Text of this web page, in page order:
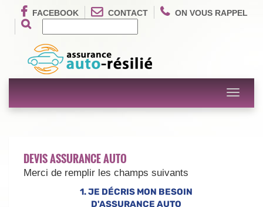
FACEBOOK CONTACT ON VOUS RAPPEL
Toggle
DEVIS ASSURANCE AUTO
Merci de remplir les champs suivants